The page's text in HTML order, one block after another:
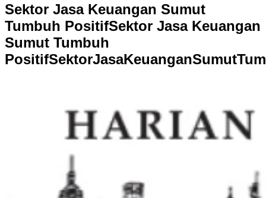
Sektor Jasa Keuangan Sumut
Tumbuh PositifSektor Jasa Keuangan
Sumut Tumbuh
PositifSektorJasaKeuanganSumutTum